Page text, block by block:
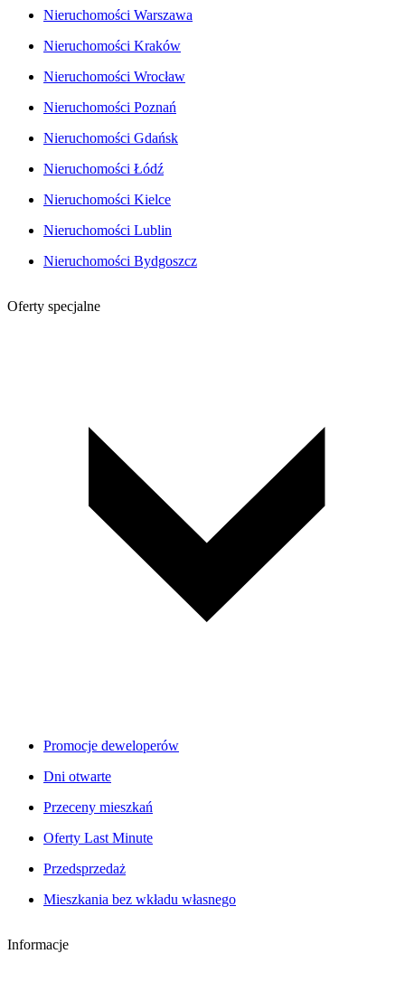
Nieruchomości Warszawa
Nieruchomości Kraków
Nieruchomości Wrocław
Nieruchomości Poznań
Nieruchomości Gdańsk
Nieruchomości Łódź
Nieruchomości Kielce
Nieruchomości Lublin
Nieruchomości Bydgoszcz
Oferty specjalne
Promocje deweloperów
Dni otwarte
Przeceny mieszkań
Oferty Last Minute
Przedsprzedaż
Mieszkania bez wkładu własnego
Informacje